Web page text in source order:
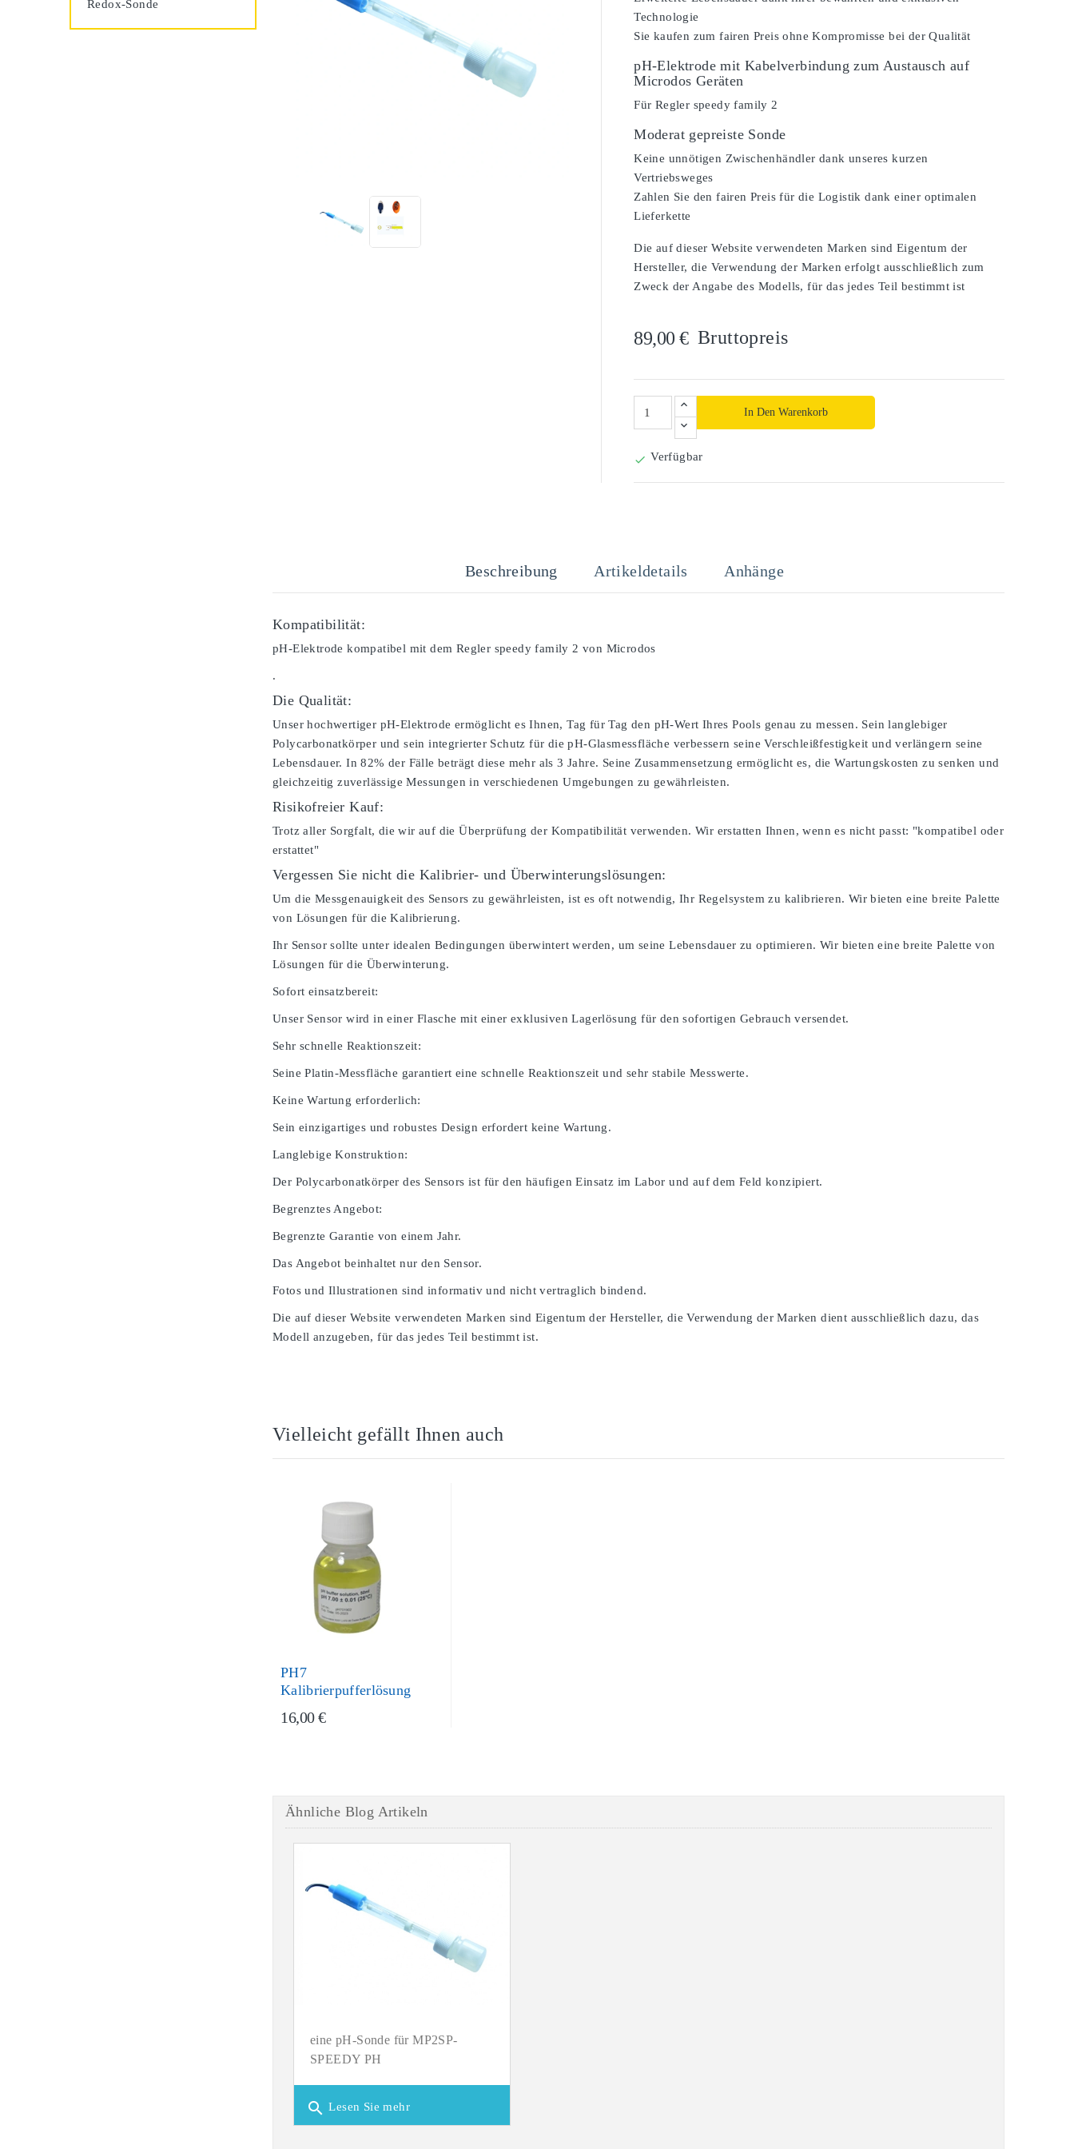
Redox-Sonde
Technologie
Sie kaufen zum fairen Preis ohne Kompromisse bei der Qualität
pH-Elektrode mit Kabelverbindung zum Austausch auf
Microdos Geräten
Für Regler speedy family 2
Moderat gepreiste Sonde
Keine unnötigen Zwischenhändler dank unseres kurzen
Vertriebsweges
Zahlen Sie den fairen Preis für die Logistik dank einer optimalen
Lieferkette
Die auf dieser Website verwendeten Marken sind Eigentum der
Hersteller, die Verwendung der Marken erfolgt ausschließlich zum
Zweck der Angabe des Modells, für das jedes Teil bestimmt ist
89,00 € Bruttopreis
In Den Warenkorb
 Verfügbar
Beschreibung Artikeldetails Anhänge
Kompatibilität:
pH-Elektrode kompatibel mit dem Regler speedy family 2 von Microdos
.
Die Qualität:
Unser hochwertiger pH-Elektrode ermöglicht es Ihnen, Tag für Tag den pH-Wert Ihres Pools genau zu messen. Sein langlebiger
Polycarbonatkörper und sein integrierter Schutz für die pH-Glasmessfläche verbessern seine Verschleißfestigkeit und verlängern seine
Lebensdauer. In 82% der Fälle beträgt diese mehr als 3 Jahre. Seine Zusammensetzung ermöglicht es, die Wartungskosten zu senken und
gleichzeitig zuverlässige Messungen in verschiedenen Umgebungen zu gewährleisten.
Risikofreier Kauf:
Trotz aller Sorgfalt, die wir auf die Überprüfung der Kompatibilität verwenden. Wir erstatten Ihnen, wenn es nicht passt: "kompatibel oder
erstattet"
Vergessen Sie nicht die Kalibrier- und Überwinterungslösungen:
Um die Messgenauigkeit des Sensors zu gewährleisten, ist es oft notwendig, Ihr Regelsystem zu kalibrieren. Wir bieten eine breite Palette
von Lösungen für die Kalibrierung.
Ihr Sensor sollte unter idealen Bedingungen überwintert werden, um seine Lebensdauer zu optimieren. Wir bieten eine breite Palette von
Lösungen für die Überwinterung.
Sofort einsatzbereit:
Unser Sensor wird in einer Flasche mit einer exklusiven Lagerlösung für den sofortigen Gebrauch versendet.
Sehr schnelle Reaktionszeit:
Seine Platin-Messfläche garantiert eine schnelle Reaktionszeit und sehr stabile Messwerte.
Keine Wartung erforderlich:
Sein einzigartiges und robustes Design erfordert keine Wartung.
Langlebige Konstruktion:
Der Polycarbonatkörper des Sensors ist für den häufigen Einsatz im Labor und auf dem Feld konzipiert.
Begrenztes Angebot:
Begrenzte Garantie von einem Jahr.
Das Angebot beinhaltet nur den Sensor.
Fotos und Illustrationen sind informativ und nicht vertraglich bindend.
Die auf dieser Website verwendeten Marken sind Eigentum der Hersteller, die Verwendung der Marken dient ausschließlich dazu, das
Modell anzugeben, für das jedes Teil bestimmt ist.
Vielleicht gefällt Ihnen auch
PH7
Kalibrierpufferlösung
16,00 €
Ähnliche Blog Artikeln
eine pH-Sonde für MP2SP-
SPEEDY PH
search Lesen Sie mehr